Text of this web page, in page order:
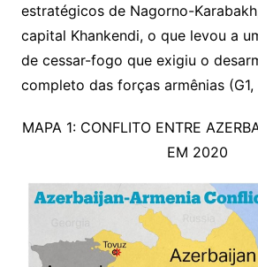
estratégicos de Nagorno-
capital Khankendi, o que levou a
de cessar-fogo que exigiu o
completo das forças armênias
MAPA 1: CONFLITO ENTRE
EM 2020